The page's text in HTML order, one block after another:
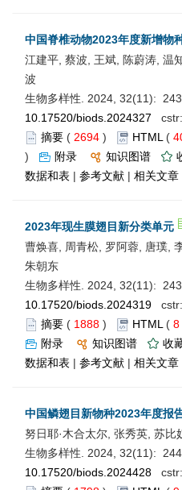
中国脊椎动物2023年度新增物
江建平, 蔡波, 王斌, 陈蔚涛, 温
波
生物多样性. 2024, 32(11):
10.17520/biods.2024327 cstr:
摘要 ( 2694 ) HTML (
)
附录 知识图谱
数据和表 | 参考文献 | 相关文章
2023年现生膜翅目新分类单元
曹焕喜, 周青松, 罗阿蓉, 唐璞,
朱朝东
生物多样性. 2024, 32(11):
10.17520/biods.2024319 cstr:
摘要 ( 1888 ) HTML ( 8
附录
知识图谱
收
数据和表 | 参考文献 | 相关文章
中国鳞翅目新物种2023年度报
努日耶·木合太尔, 张秀英, 苏比
生物多样性. 2024, 32(11):
10.17520/biods.2024428 cstr: